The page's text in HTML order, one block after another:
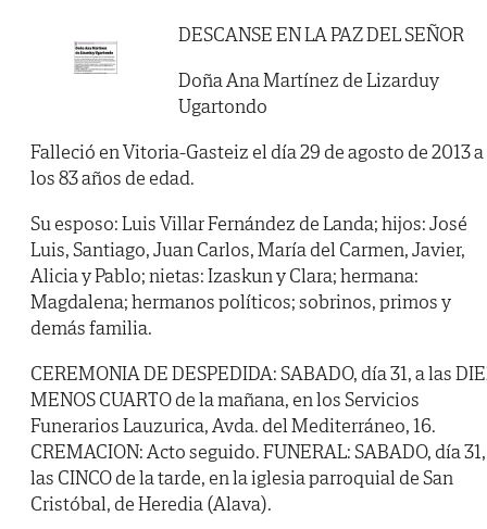
DESCANSE EN LA PAZ DEL SEÑOR
Doña Ana Martínez de Lizarduy
Ugartondo
Falleció en Vitoria-Gasteiz el día 29 de agosto de 2013 a
los 83 años de edad.
Su esposo: Luis Villar Fernández de Landa; hijos: José
Luis, Santiago, Juan Carlos, María del Carmen, Javier,
Alicia y Pablo; nietas: Izaskun y Clara; hermana:
Magdalena; hermanos políticos; sobrinos, primos y
demás familia.
CEREMONIA DE DESPEDIDA: SABADO, día 31, a las
MENOS CUARTO de la mañana, en los Servicios
Funerarios Lauzurica, Avda. del Mediterráneo, 16.
CREMACION: Acto seguido. FUNERAL: SABADO, día
las CINCO de la tarde, en la iglesia parroquial de San
Cristóbal, de Heredia (Alava).